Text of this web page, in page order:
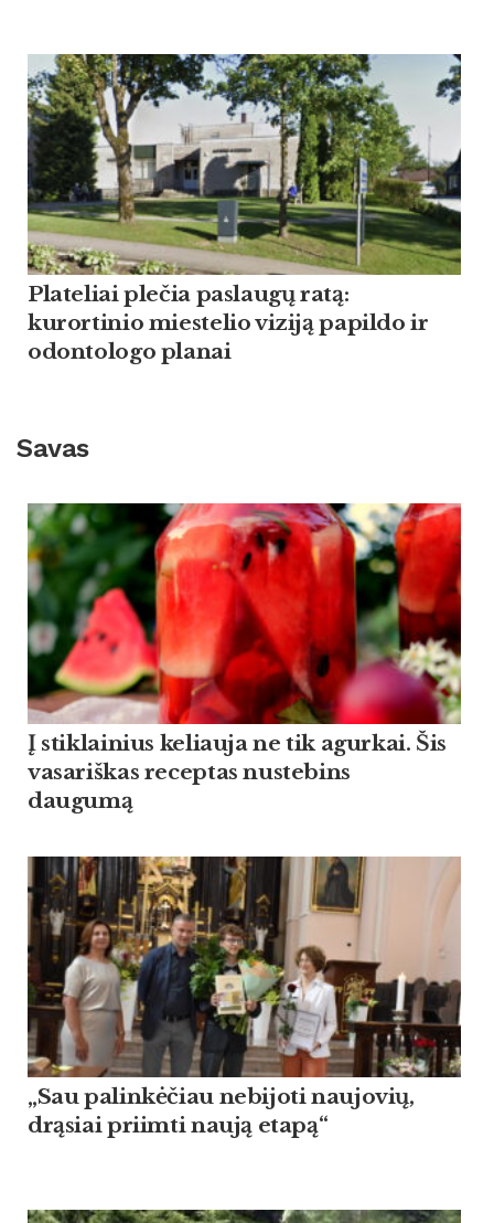
Plateliai plečia paslaugų ratą:
kurortinio miestelio viziją papildo ir
odontologo planai
Savas
Į stiklainius keliauja ne tik agurkai. Šis
vasariškas receptas nustebins
daugumą
„Sau palinkėčiau nebijoti naujovių,
drąsiai priimti naują etapą“